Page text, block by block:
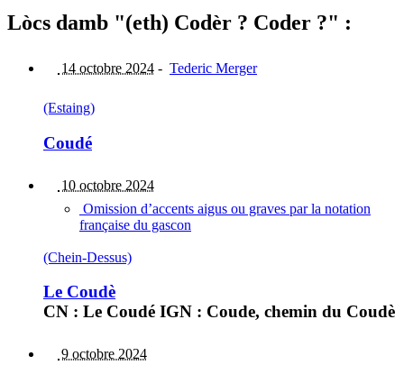
Lòcs damb "(eth) Codèr ? Coder ?" :
14 octobre 2024 - Tederic Merger
(Estaing)
Coudé
10 octobre 2024
Omission d’accents aigus ou graves par la notation
française du gascon
(Chein-Dessus)
Le Coudè
CN : Le Coudé IGN : Coude, chemin du Coudè
9 octobre 2024